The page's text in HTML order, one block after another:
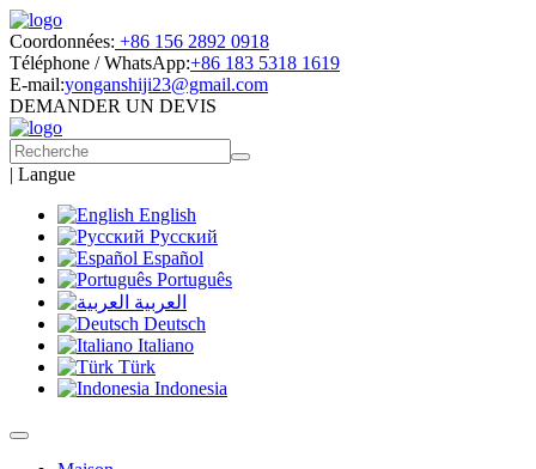
Coordonnées: +86 156 2892 0918
Téléphone / WhatsApp:+86 183 5318 1619
E-mail:yonganshiji23@gmail.com
DEMANDER UN DEVIS
| Langue
English
Русский
Español
Português
العربية
Deutsch
Italiano
Türk
Indonesia